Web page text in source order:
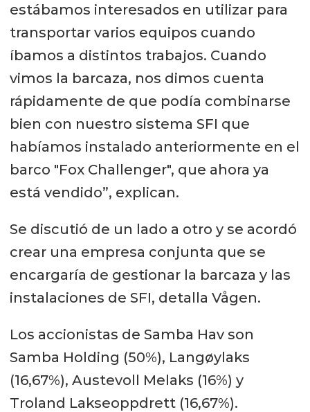
estábamos interesados en utilizar para
transportar varios equipos cuando
íbamos a distintos trabajos. Cuando
vimos la barcaza, nos dimos cuenta
rápidamente de que podía combinarse
bien con nuestro sistema SFI que
habíamos instalado anteriormente en el
barco "Fox Challenger", que ahora ya
está vendido”, explican.
Se discutió de un lado a otro y se acordó
crear una empresa conjunta que se
encargaría de gestionar la barcaza y las
instalaciones de SFI, detalla Vågen.
Los accionistas de Samba Hav son
Samba Holding (50%), Langøylaks
(16,67%), Austevoll Melaks (16%) y
Troland Lakseoppdrett (16,67%).